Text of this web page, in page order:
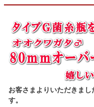
お客さまよりいただきま
す。